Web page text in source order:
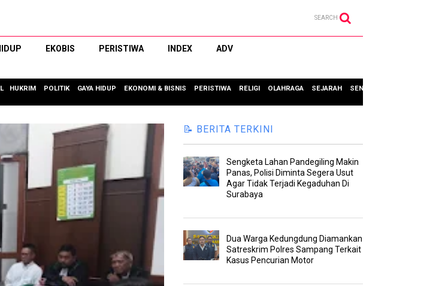
SEARCH
EKOBIS PERISTIWA INDEX ADV
HUKRIM POLITIK GAYA HIDUP EKONOMI & BISNIS PERISTIWA RELIGI OLAHRAGA SEJARAH SENI & BUDAYA
📝 BERITA TERKINI
Sengketa Lahan Pandegiling Makin
Panas, Polisi Diminta Segera Usut
Agar Tidak Terjadi Kegaduhan Di
Surabaya
Dua Warga Kedungdung Diamankan
Satreskrim Polres Sampang Terkait
Kasus Pencurian Motor